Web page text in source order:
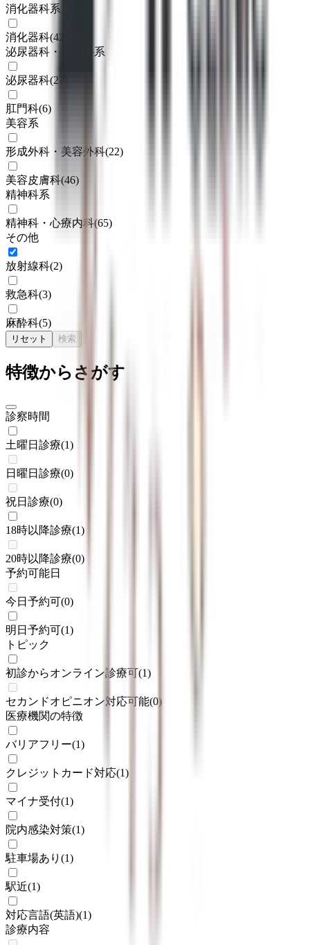
消化器科系
消化器科(42
泌尿器科・肛門科系
泌尿器科(27
肛門科(6)
美容系
形成外科・美容外科(22)
美容皮膚科(46)
精神科系
精神科・心療内科(65)
その他
放射線科(2)
救急科(3)
麻酔科(5)
リセット 検索
特徴からさがす
診察時間
土曜日診療(1)
日曜日診療(0)
祝日診療(0)
18時以降診療(1)
20時以降診療(0)
予約可能日
今日予約可(0)
明日予約可(1)
トピック
初診からオンライン診療可(1)
セカンドオピニオン対応可能(0)
医療機関の特徴
バリアフリー(1)
クレジットカード対応(1)
マイナ受付(1)
院内感染対策(1)
駐車場あり (1)
駅近(1)
対応言語(英語)(1)
診療内容